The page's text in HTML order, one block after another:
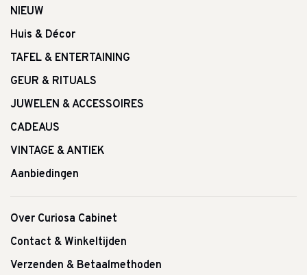
NIEUW
Huis & Décor
TAFEL & ENTERTAINING
GEUR & RITUALS
JUWELEN & ACCESSOIRES
CADEAUS
VINTAGE & ANTIEK
Aanbiedingen
Over Curiosa Cabinet
Contact & Winkeltijden
Verzenden & Betaalmethoden